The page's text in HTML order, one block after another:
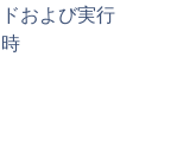
ドおよび実行
時